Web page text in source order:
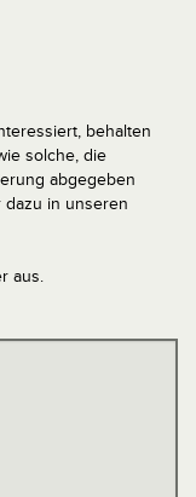
behalten
solche, die
abgegeben
in unseren
aus.